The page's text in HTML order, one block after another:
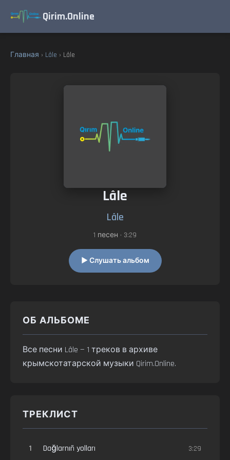
Qirim.Online
Главная › Lâle › Lâle
Lâle
Lâle
1 песен • 3:29
▶ Слушать альбом
ОБ АЛЬБОМЕ
Все песни Lâle — 1 треков в архиве
крымскотатарской музыки Qirim.Online.
ТРЕКЛИСТ
1 Dağlarnıñ yolları 3:29